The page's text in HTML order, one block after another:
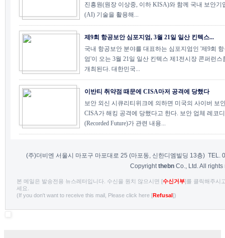
진흥원(원장 이상중, 이하 KISA)와 함께 국내 보안기
(AI) 기술을 활용해...
제9회 항공보안 심포지엄, 3월 21일 일산 킨텍스...
국내 항공보안 분야를 대표하는 심포지엄인 '제9회
엄'이 오는 3월 21일 일산 킨텍스 제1전시장 콘퍼런스
개최된다. 대한민국...
이반티 취약점 때문에 CISA마저 공격에 당했다
보안 외신 시큐리티위크에 의하면 미국의 사이버 보
CISA가 해킹 공격에 당했다고 한다. 보안 업체 레코
(Recorded Future)가 관련 내용...
(주)더비엔 서울시 마포구 마포대로 25 (마포동, 신한디엠빌딩 13층)
Copyright thebn Co., Ltd. All rights
본 메일은 발송전용 뉴스레터입니다. 수신을 원치 않으시면 [수신거부]를 클릭해주시
세요.
(If you don't want to receive this mail, Please click here [Refusal])